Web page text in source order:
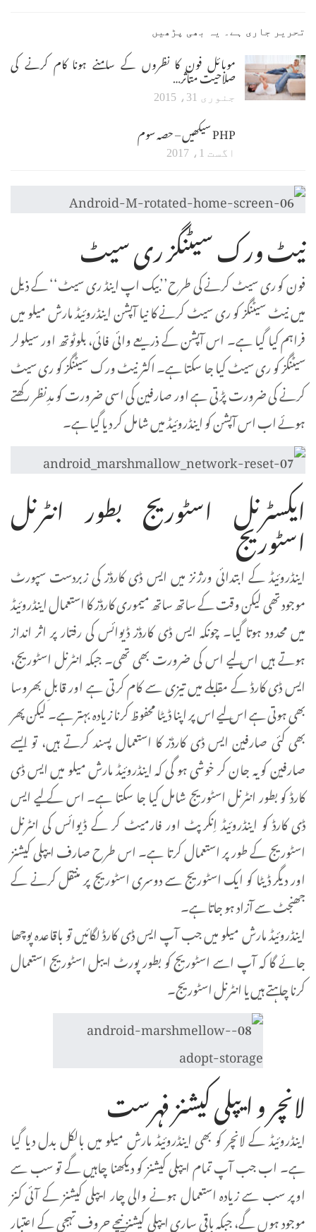
تحریر جاری ہے۔ یہ بھی پڑھیں
موبائل فون کا نظروں کے سامنے ہونا کام کرنے کی
صلاحیت متاثر…
جنوری 31، 2015
PHP سیکھیں – حصہ سوم
اگست 1، 2017
نیٹ ورک سیٹنگز ری سیٹ
فون کو ری سیٹ کرنے کی طرح’’بیک اپ اینڈ ری سیٹ‘‘ کے ذیل
میں نیٹ سیٹنگز کو ری سیٹ کرنے کا نیا آپشن اینڈروئیڈ مارش میلو میں
فراہم کیا گیا ہے۔ اس آپشن کے ذریعے وائی فائی، بلوٹوتھ اور سیلولر
سیٹنگز کو ری سیٹ کیا جا سکتا ہے۔ اکثر نیٹ ورک سیٹنگز کو ری سیٹ
کرنے کی ضرورت پڑتی ہے اور صارفین کی اسی ضرورت کو مدِنظر رکھتے
ہوئے اب اس آپشن کو اینڈروئیڈ میں شامل کر دیا گیا ہے۔
ایکسٹرنل اسٹوریج بطور انٹرنل
اسٹوریج
اینڈروئیڈ کے ابتدائی ورژنز میں ایس ڈی کارڈز کی زبردست سپورٹ
موجود تھی لیکن وقت کے ساتھ ساتھ میموری کارڈز کا استعمال اینڈروئیڈ
میں محدود ہوتا گیا۔ چونکہ ایس ڈی کارڈز ڈیوائس کی رفتار پر اثر انداز
ہوتے ہیں اس لیے اس کی ضرورت بھی تھی۔ جبکہ انٹرنل اسٹوریج،
ایس ڈی کارڈ کے مقابلے میں تیزی سے کام کرتی ہے اور قابلِ بھروسا
بھی ہوتی ہے اس لیے اس پر اپنا ڈیٹا محفوظ کرنا زیادہ بہتر ہے۔ لیکن پھر
بھی کئی صارفین ایس ڈی کارڈز کا استعمال پسند کرتے ہیں، تو ایسے
صارفین کو یہ جان کر خوشی ہو گی کہ اینڈروئیڈ مارش میلو میں ایس ڈی
کارڈ کو بطور انٹرنل اسٹوریج شامل کیا جا سکتا ہے۔ اس کے لیے ایس
ڈی کارڈ کو اینڈروئیڈ اِنکرپٹ اور فارمیٹ کر کے ڈیوائس کی انٹرنل
اسٹوریج کے طور پر استعمال کرتا ہے۔ اس طرح صارف ایپلی کیشنز
اور دیگر ڈیٹا کو ایک اسٹوریج سے دوسری اسٹوریج پر منتقل کرنے کے
جھنجٹ سے آزاد ہو جاتا ہے۔
اینڈروئیڈ مارش میلو میں جب آپ ایس ڈی کارڈ لگائیں تو باقاعدہ پوچھا
جائے گا کہ آپ اسے اسٹوریج کو بطور پورٹ ایبل اسٹوریج استعمال
کرنا چاہتے ہیں یا انٹرنل اسٹوریج۔
لانچر و ایپلی کیشنز فہرست
اینڈروئیڈ کے لانچر کو بھی اینڈروئیڈ مارش میلو میں بالکل بدل دیا گیا
ہے۔ اب جب آپ تمام ایپلی کیشنز کو دیکھنا چاہیں گے تو سب سے
اوپر سب سے زیادہ استعمال ہونے والی چار ایپلی کیشنز کے آئی کنز
موجود ہوں گے، جبکہ باقی ساری ایپلی کیشنز نیچے حروف تہجی کے اعتبار